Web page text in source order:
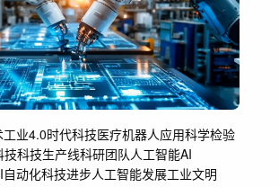
工业4.0时代科技医疗机器人应用科学检验
技科技生产线科研团队 人工智能AI
自动化科技进步人工智能发展工业文明